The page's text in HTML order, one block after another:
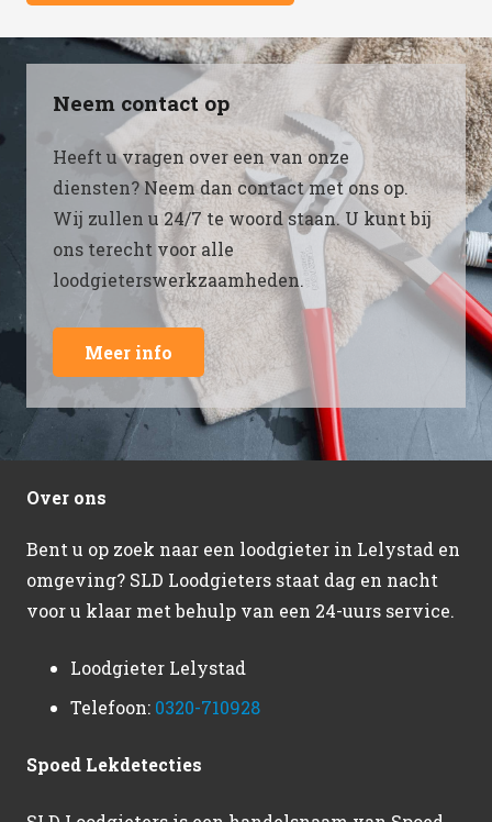
Neem contact op
Heeft u vragen over een van onze
diensten? Neem dan contact met ons op.
Wij zullen u 24/7 te woord staan. U kunt bij
ons terecht voor alle
loodgieterswerkzaamheden.
Meer info
Over ons
Bent u op zoek naar een loodgieter in Lelystad en
omgeving? SLD Loodgieters staat dag en nacht
voor u klaar met behulp van een 24-uurs service.
Loodgieter Lelystad
Telefoon: 0320-710928
Spoed Lekdetecties